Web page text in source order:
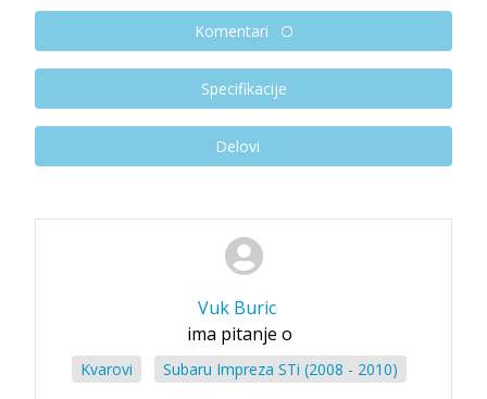
Komentari
Specifikacije
Delovi
Vuk Buric
ima pitanje o
Kvarovi Subaru Impreza STi (2008 - 2010)